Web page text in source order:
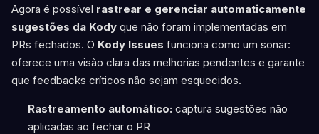
Agora é possível rastrear e gerenciar automaticamente
sugestões da Kody que não foram implementadas em
PRs fechados. O Kody Issues funciona como um sonar:
oferece uma visão clara das melhorias pendentes e garante
que feedbacks críticos não sejam esquecidos.
Rastreamento automático:captura sugestões não
aplicadas ao fechar o PR